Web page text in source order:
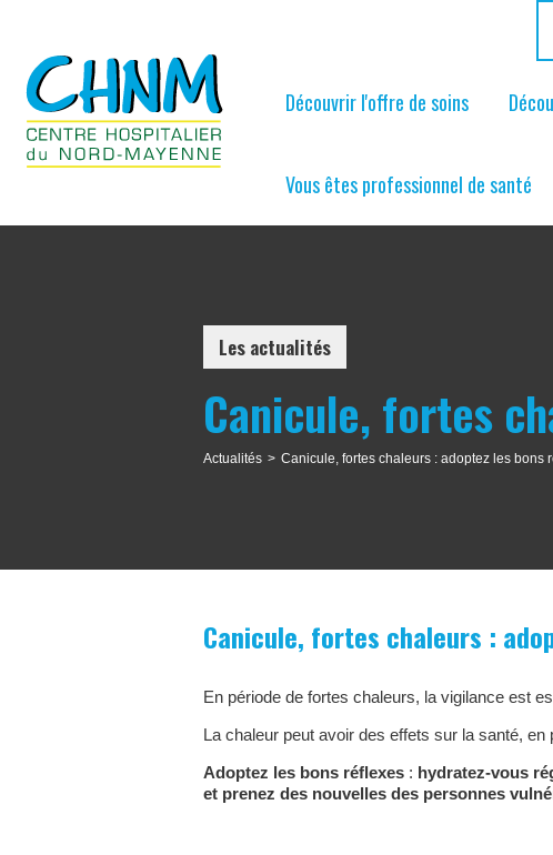
Découvrir l'offre de soins
Vous êtes professionnel de santé
Les actualités
Canicule, fortes
Actualités > Canicule, fortes chaleurs : adoptez les bons
Canicule, fortes chaleurs :
En période de fortes chaleurs, la vigilance est
La chaleur peut avoir des effets sur la santé,
Adoptez les bons réflexes : hydratez-vous
et prenez des nouvelles des personnes